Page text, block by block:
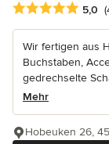
5,0
Wir fertigen aus
Buchstaben,
gedrechselte
Mehr
Hobeuken 26,